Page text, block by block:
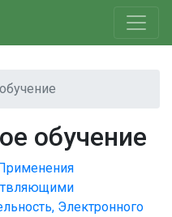
обучение
Электронного